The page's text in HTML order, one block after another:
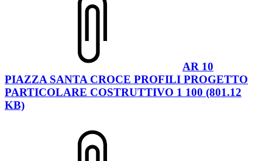
AR 10
PIAZZA SANTA CROCE PROFILI PROGETTO
PARTICOLARE COSTRUTTIVO 1 100 (801.12
KB)